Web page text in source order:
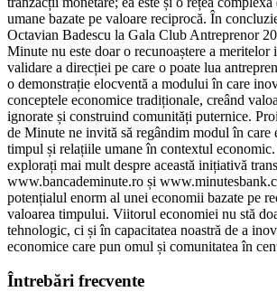
umane bazate pe valoare reciprocă. În
Octavian Badescu la Gala Club Antreprenor
Minute nu este doar o recunoaștere a
validare a direcției pe care o poate lua
o demonstrație elocventă a modului în care
conceptele economice tradiționale, creând
ignorate și construind comunități puternice.
de Minute ne invită să regândim modul în care
timpul și relațiile umane în contextul
explorați mai mult despre această inițiativă
www.bancademinute.ro și
potențialul enorm al unei economii bazate pe
valoarea timpului. Viitorul economiei nu stă
tehnologic, ci și în capacitatea noastră de a
economice care pun omul și comunitatea în
Întrebări frecvente